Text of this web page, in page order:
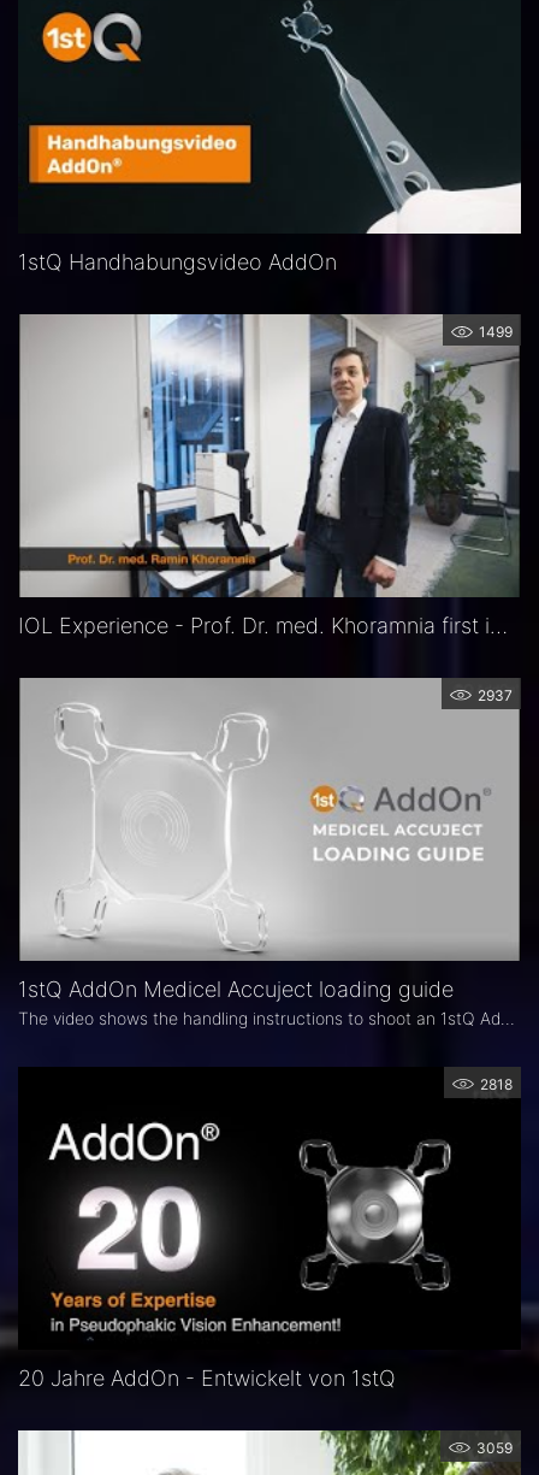
1stQ Handhabungsvideo AddOn
1499
IOL Experience - Prof. Dr. med. Khoramnia first impressions of RALV device
2937
1stQ AddOn Medicel Accuject loading guide
2818
20 Jahre AddOn - Entwickelt von 1stQ
3059